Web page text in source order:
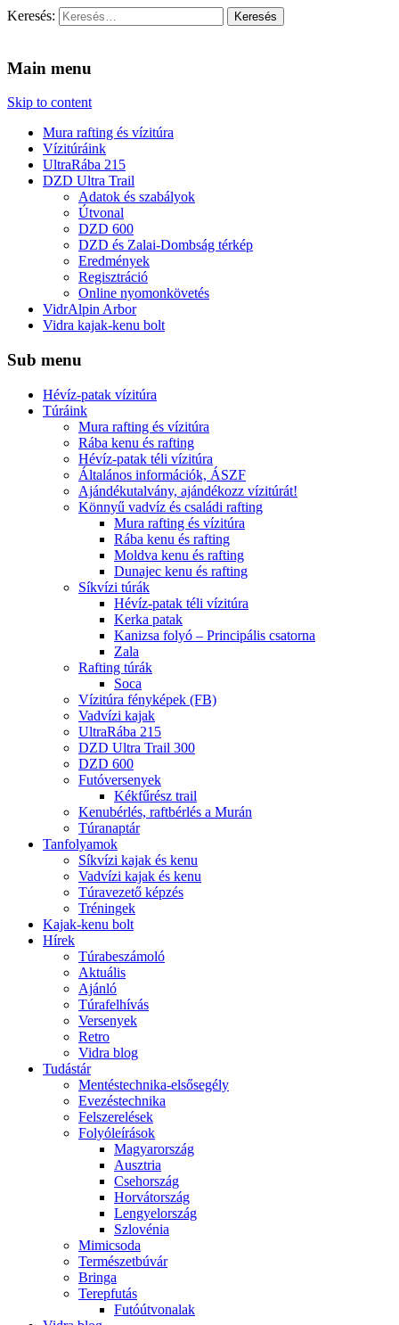
Keresés:
Main menu
Skip to content
Mura rafting és vízitúra
Vízitúráink
UltraRába 215
DZD Ultra Trail
Adatok és szabályok
Útvonal
DZD 600
DZD és Zalai-Dombság térkép
Eredmények
Regisztráció
Online nyomonkövetés
VidrAlpin Arbor
Vidra kajak-kenu bolt
Sub menu
Hévíz-patak vízitúra
Túráink
Mura rafting és vízitúra
Rába kenu és rafting
Hévíz-patak téli vízitúra
Általános információk, ÁSZF
Ajándékutalvány, ajándékozz vízitúrát!
Könnyű vadvíz és családi rafting
Mura rafting és vízitúra
Rába kenu és rafting
Moldva kenu és rafting
Dunajec kenu és rafting
Síkvízi túrák
Hévíz-patak téli vízitúra
Kerka patak
Kanizsa folyó – Principális csatorna
Zala
Rafting túrák
Soca
Vízitúra fényképek (FB)
Vadvízi kajak
UltraRába 215
DZD Ultra Trail 300
DZD 600
Futóversenyek
Kékfűrész trail
Kenubérlés, raftbérlés a Murán
Túranaptár
Tanfolyamok
Síkvízi kajak és kenu
Vadvízi kajak és kenu
Túravezető képzés
Tréningek
Kajak-kenu bolt
Hírek
Túrabeszámoló
Aktuális
Ajánló
Túrafelhívás
Versenyek
Retro
Vidra blog
Tudástár
Mentéstechnika-elsősegély
Evezéstechnika
Felszerelések
Folyóleírások
Magyarország
Ausztria
Csehország
Horvátország
Lengyelország
Szlovénia
Mimicsoda
Természetbúvár
Bringa
Terepfutás
Futóútvonalak